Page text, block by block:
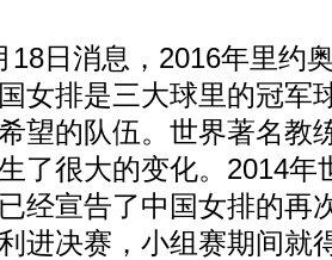
日消息，2016年里约
女排是三大球里的冠军
望的队伍。世界著名教
了很大的变化。2014年
经宣告了中国女排的再
进决赛，小组赛期间就